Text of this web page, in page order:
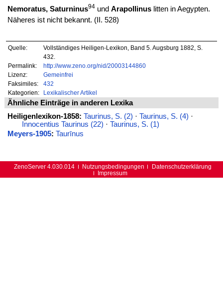
Nemoratus, Saturninus94und Arapollinuslitten in Aegypten.
Näheres ist nicht bekannt. (II. 528)
Quelle:
Vollständiges Heiligen-Lexikon, Band 5. Augsburg 1882, S.
432.
Permalink:
http://www.zeno.org/nid/20003144860
Lizenz:
Gemeinfrei
Faksimiles:
432
Kategorien:
Lexikalischer Artikel
Ähnliche Einträge in anderen Lexika
Heiligenlexikon-1858: Taurinus, S. (2) · Taurinus, S. (4) ·
Innocentius Taurinus (22) · Taurinus, S. (1)
Meyers-1905: Taurīnus
ZenoServer 4.030.014 Nutzungsbedingungen
Datenschutzerklärung
Impressum